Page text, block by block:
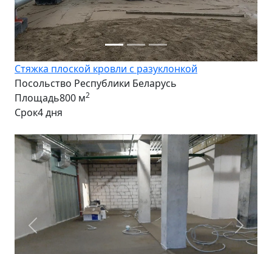
Стяжка плоской кровли с разуклонкой
Посольство Республики Беларусь
Площадь800 м2
Срок4 дня
Предыдущее фото